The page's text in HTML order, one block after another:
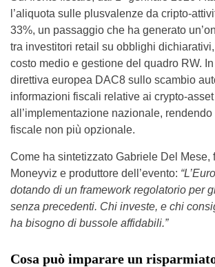
l’aliquota sulle plusvalenze da cripto-
33%, un passaggio che ha generato
tra investitori retail su obblighi
costo medio e gestione del quadro RW.
direttiva europea DAC8 sullo scambio
informazioni fiscali relative ai crypto-
all’implementazione nazionale,
fiscale non più opzionale.
Come ha sintetizzato Gabriele Del Mese,
Moneyviz e produttore dell’evento:
dotando di un framework regolatorio per
senza precedenti. Chi investe, e chi
ha bisogno di bussole affidabili.”
Cosa può imparare un